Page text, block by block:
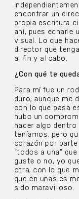
encontrar un
propia escritura
ahí, pues echarle
visual. Lo que
director que
al fin y al cabo.
¿Con qué te
Para mí fue un
duro, aunque me
con lo que pasa
hubo un
hacer algo
teníamos, pero
corazón por
“todos a una”
guste o no, yo
otra, con lo que
que en unas es
sido maravilloso.